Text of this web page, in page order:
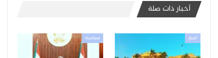
أخبار ذات صلة
أخبار سياسية